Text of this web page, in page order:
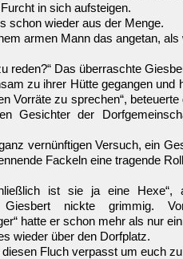
in sich aufsteigen.
schon wieder aus der Menge.
armen Mann das angetan,
reden?“ Das überraschte
zu ihrer Hütte gegangen und
Vorräte zu sprechen“,
Gesichter der
vernünftigen Versuch, ein
Fackeln eine tragende
ist sie ja eine Hexe“,
Giesbert nickte grimmig.
hatte er schon mehr als nur
wieder über den Dorfplatz.
Fluch verpasst um euch